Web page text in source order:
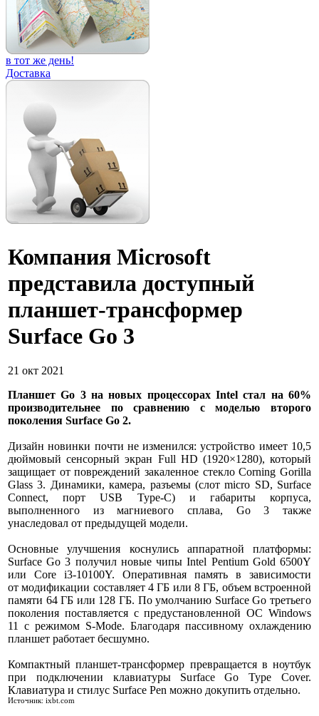
в тот же день!
Доставка
Компания Microsoft
представила доступный
планшет-трансформер
Surface Go 3
21 окт 2021
Планшет Go 3 на новых процессорах Intel стал на 60%
производительнее по сравнению с моделью второго
поколения Surface Go 2.
Дизайн новинки почти не изменился: устройство имеет 10,5
дюймовый сенсорный экран Full HD (1920×1280), который
защищает от повреждений закаленное стекло Corning Gorilla
Glass 3. Динамики, камера, разъемы (слот micro SD, Surface
Connect, порт USB Type-C) и габариты корпуса,
выполненного из магниевого сплава, Go 3 также
унаследовал от предыдущей модели.
Основные улучшения коснулись аппаратной платформы:
Surface Go 3 получил новые чипы Intel Pentium Gold 6500Y
или Core i3-10100Y. Оперативная память в зависимости
от модификации составляет 4 ГБ или 8 ГБ, объем встроенной
памяти 64 ГБ или 128 ГБ. По умолчанию Surface Go третьего
поколения поставляется с предустановленной ОС Windows
11 с режимом S-Mode. Благодаря пассивному охлаждению
планшет работает бесшумно.
Компактный планшет-трансформер превращается в ноутбук
при подключении клавиатуры Surface Go Type Cover.
Клавиатура и стилус Surface Pen можно докупить отдельно.
Источник: ixbt.com